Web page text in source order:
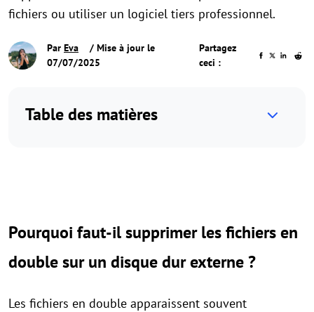
fichiers ou utiliser un logiciel tiers professionnel.
Par Eva
/ Mise à jour le
07/07/2025
Partagez
ceci :
Table des matières
Pourquoi faut-il supprimer les fichiers en
double sur un disque dur externe ?
Les fichiers en double apparaissent souvent